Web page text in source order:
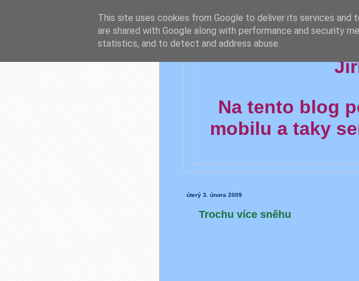
Na tento blog
mobilu a taky
úterý 3. února 2009
Trochu více sněhu
This site uses cookies from Google to deliver its services and
are shared with Google along with performance and security
statistics, and to detect and address abuse.